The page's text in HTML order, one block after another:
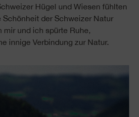
Hügel und Wiesen fühlten
Schönheit der Schweizer Natur
mir und ich spürte Ruhe,
innige Verbindung zur Natur.